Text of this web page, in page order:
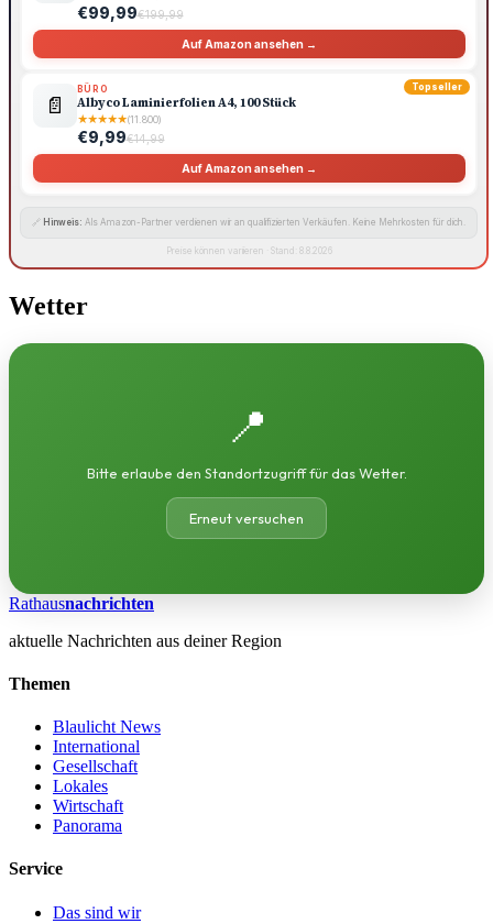
€99,99€199,99
Auf Amazon ansehen →
Topseller
📄
BÜRO
Albyco Laminierfolien A4, 100 Stück
★★★★★(11.800)
€9,99€14,99
Auf Amazon ansehen →
🔗 Hinweis: Als Amazon-Partner verdienen wir an qualifizierten Verkäufen. Keine Mehrkosten für dich.
Preise können variieren · Stand: 8.8.2026
Wetter
📍
Bitte erlaube den Standortzugriff für das Wetter.
Erneut versuchen
Rathausnachrichten
aktuelle Nachrichten aus deiner Region
Themen
Blaulicht News
International
Gesellschaft
Lokales
Wirtschaft
Panorama
Service
Das sind wir